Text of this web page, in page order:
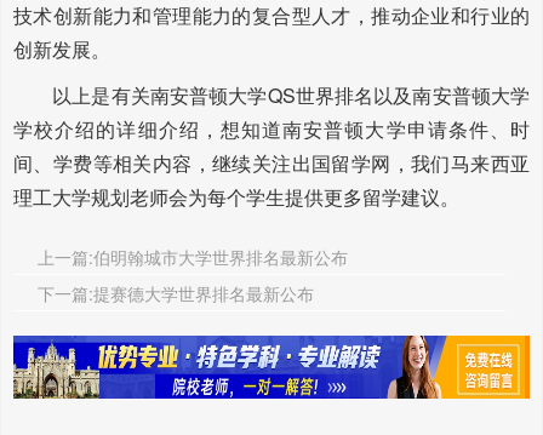
技术创新能力和管理能力的复合型人才，推动企业和行业的
创新发展。
以上是有关南安普顿大学QS世界排名以及南安普顿大学
学校介绍的详细介绍，想知道南安普顿大学申请条件、时
间、学费等相关内容，继续关注出国留学网，我们马来西亚
理工大学规划老师会为每个学生提供更多留学建议。
上一篇:伯明翰城市大学世界排名最新公布
下一篇:提赛德大学世界排名最新公布